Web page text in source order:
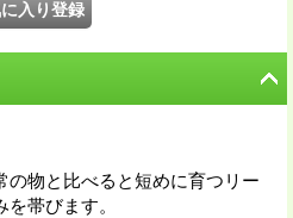
の物と比べると短めに育つリー
帯びます。